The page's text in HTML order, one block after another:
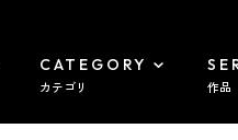
CATEGORY
カテゴリ 作品